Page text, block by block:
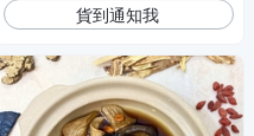
貨到通知我